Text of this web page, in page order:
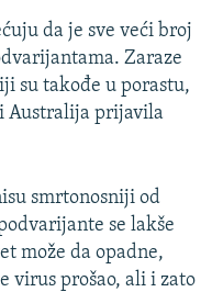
da je sve veći broj
Zaraze
su takođe u porastu,
Australija prijavila
smrtonosniji od
se lakše
može da opadne,
virus prošao, ali i zato